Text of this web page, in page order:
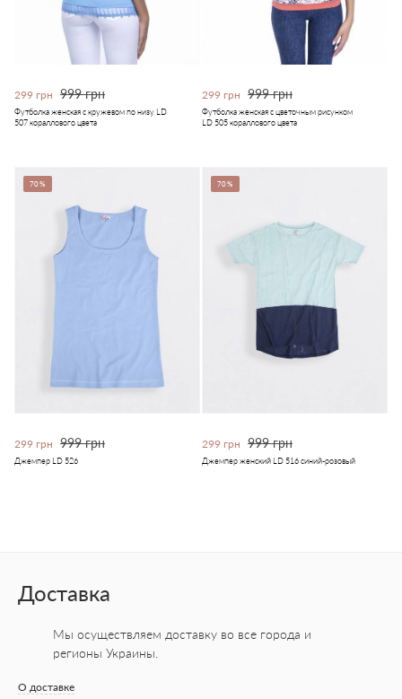
299 грн 999 грн
Футболка женская с кружевом по низу LD
507 кораллового цвета
299 грн 999 грн
Футболка женская с цветочным рисунком
LD 505 кораллового цвета
70%
299 грн 999 грн
Джемпер LD 526
70%
299 грн 999 грн
Джемпер женский LD 516 синий-розовый
Доставка
Мы осуществляем доставку во все города и
регионы Украины.
О доставке